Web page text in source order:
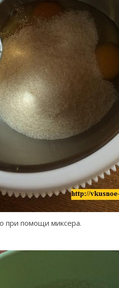
при помощи миксера.